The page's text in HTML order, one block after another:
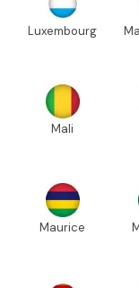
Luxembourg
Mali
Maurice